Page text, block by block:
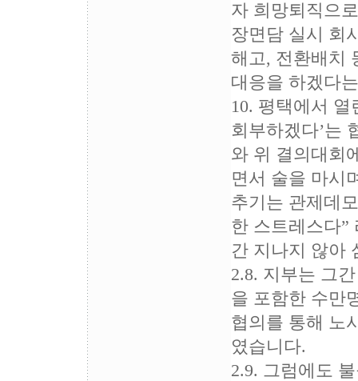
자 희망퇴직으
장면담 실시 회
해고, 전환배치
대응을 하겠다
10. 평택에서
회부하겠다’는
와 위 결의대회
면서 술을 마시
추기는 관제데
한 스트레스다”
간 지나지 않아
2.8. 지부는 그
을 포함한 수만
협의를 통해 노
였습니다.
2.9. 그럼에도